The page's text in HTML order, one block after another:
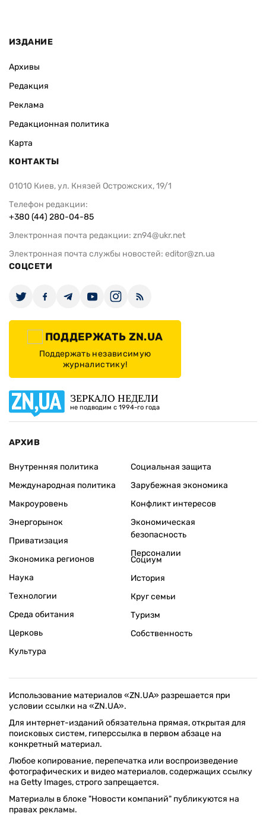
ИЗДАНИЕ
Архивы
Редакция
Реклама
Редакционная политика
Карта
КОНТАКТЫ
01010 Киев, ул. Князей Острожских, 19/1
Телефон редакции:
+380 (44) 280-04-85
Электронная почта редакции: zn94@ukr.net
Электронная почта службы новостей: editor@zn.ua
СОЦСЕТИ
ПОДДЕРЖАТЬ ZN.UA
Поддержать независимую
журналистику!
ЗЕРКАЛО НЕДЕЛИ
не подводим с 1994-го года
АРХИВ
Внутренняя политика
Международная политика
Макроуровень
Энергорынок
Приватизация
Экономика регионов
Социальная защита
Зарубежная экономика
Конфликт интересов
Экономическая
безопасность
Персоналии
Наука
Технологии
Среда обитания
Церковь
Культура
Социум
История
Круг семьи
Туризм
Собственность
Использование материалов «ZN.UA» разрешается при
условии ссылки на «ZN.UA».
Для интернет-изданий обязательна прямая, открытая для
поисковых систем, гиперссылка в первом абзаце на
конкретный материал.
Любое копирование, перепечатка или воспроизведение
фотографических и видео материалов, содержащих ссылку
на Getty Images, строго запрещается.
Материалы в блоке "Новости компаний" публикуются на
правах рекламы.